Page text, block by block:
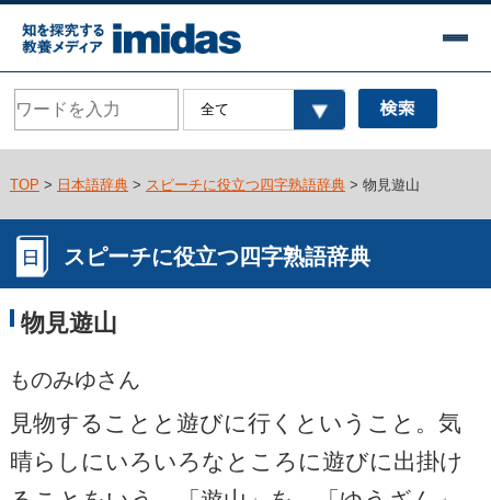
TOP > 日本語辞典> スピーチに役立つ四字熟語辞典> 物見遊山
スピーチに役立つ四字熟語辞典
物見遊山
ものみゆさん
見物することと遊びに行くということ。気
晴らしにいろいろなところに遊びに出掛け